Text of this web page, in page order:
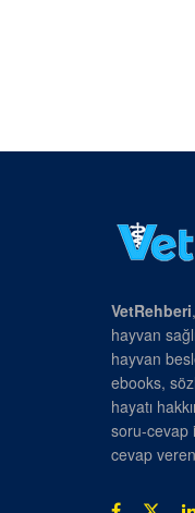
VetRehberi
hayvan
hayvan
ebooks,
hayatı
soru-cevap
cevap